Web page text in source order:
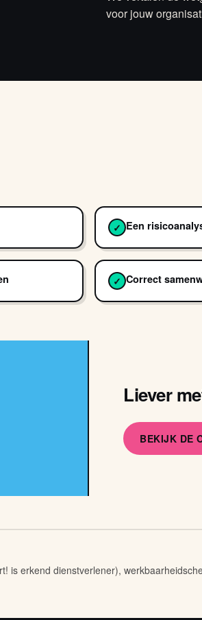
voor jouw
✓ Een
✓ Correct
Liever
BEKIJK DE
is erkend dienstverlener),